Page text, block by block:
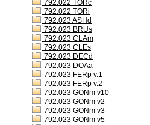
792.022 TORc
792.022 TORi
792.023 ASHd
792.023 BRUs
792.023 CLAm
792.023 CLEs
792.023 DECd
792.023 DOAa
792.023 FERp v.1
792.023 FERp v.2
792.023 GONm v10
792.023 GONm v2
792.023 GONm v3
792.023 GONm v5